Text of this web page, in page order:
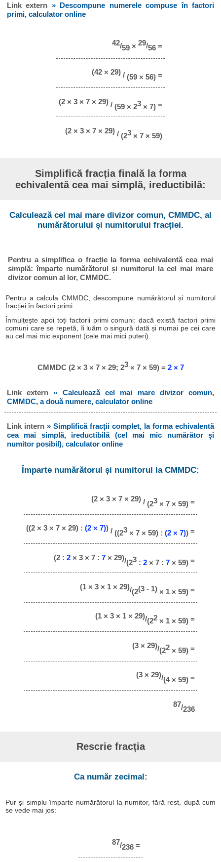
Link extern » Descompune numerele compuse în factori
primi, calculator online
42/59 × 29/56 =
(42 × 29) / (59 × 56) =
(2 × 3 × 7 × 29) / (59 × 23 × 7) =
(2 × 3 × 7 × 29) / (23 × 7 × 59)
Simplifică fracția finală la forma
echivalentă cea mai simplă, ireductibilă:
Calculează cel mai mare divizor comun, CMMDC, al
numărătorului și numitorului fracției.
Pentru a simplifica o fracție la forma echivalentă cea mai
simplă: împarte numărătorul și numitorul la cel mai mare
divizor comun al lor, CMMDC.
Pentru a calcula CMMDC, descompune numărătorul și numitorul
fracției în factori primi.
Înmulțește apoi toți factorii primi comuni: dacă există factori primi
comuni care se repetă, îi luăm o singură dată și numai pe cei care
au cel mai mic exponent (cele mai mici puteri).
CMMDC (2 × 3 × 7 × 29; 23× 7 × 59) = 2 × 7
Link extern» Calculează cel mai mare divizor comun,
CMMDC, a două numere, calculator online
Link intern » Simplifică fracții complet, la forma echivalentă
cea mai simplă, ireductibilă (cel mai mic numărător și
numitor posibil), calculator online
Împarte numărătorul și numitorul la CMMDC:
(2 × 3 × 7 × 29) / (23 × 7 × 59) =
((2 × 3 × 7 × 29) : (2 × 7)) / ((23 × 7 × 59) : (2 × 7)) =
(2 : 2 × 3 × 7 : 7 × 29)/(23 : 2 × 7 : 7 × 59) =
(1 × 3 × 1 × 29)/(2(3 - 1) × 1 × 59) =
(1 × 3 × 1 × 29)/(22 × 1 × 59) =
(3 × 29)/(22 × 59) =
(3 × 29)/(4 × 59) =
87/236
Rescrie fracția
Ca număr zecimal:
Pur și simplu împarte numărătorul la numitor, fără rest, după cum
se vede mai jos:
87/236 =